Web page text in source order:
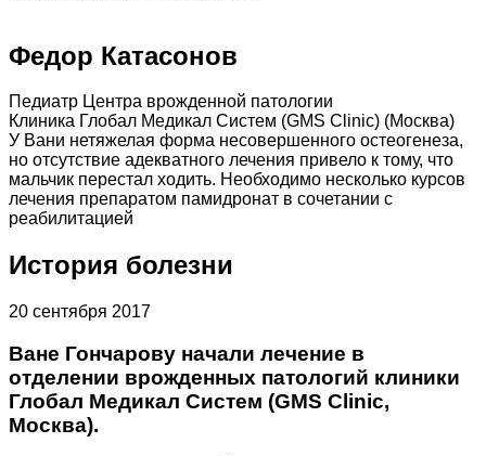
Федор Катасонов
Педиатр Центра врожденной патологии
Клиника Глобал Медикал Систем (GMS Clinic) (Москва)
У Вани нетяжелая форма несовершенного остеогенеза,
но отсутствие адекватного лечения привело к тому, что
мальчик перестал ходить. Необходимо несколько курсов
лечения препаратом памидронат в сочетании с
реабилитацией
История болезни
20 сентября 2017
Ване Гончарову начали лечение в
отделении врожденных патологий клиники
Глобал Медикал Систем (GMS Clinic,
Москва).